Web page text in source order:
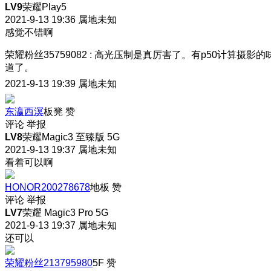
LV9荣耀Play5
2021-9-13 19:36 属地未知
感觉不错啊
荣耀粉丝35759082 : 高光压制是真厉害了。有p50计算摄影的
道了。
2021-9-13 19:39 属地未知
东瀛西溟板凳 赞
评论 举报
LV8荣耀Magic3 至臻版 5G
2021-9-13 19:37 属地未知
看着可以啊
HONOR200278678地板 赞
评论 举报
LV7荣耀 Magic3 Pro 5G
2021-9-13 19:37 属地未知
还可以
荣耀粉丝2137959805F 赞